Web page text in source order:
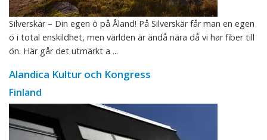
Silverskär – Din egen ö på Åland! På Silverskär får man en egen
ö i total enskildhet, men världen är ändå nära då vi har fiber till
ön. Här går det utmärkt a ...
Alandica Kultur och Kongress
Finland